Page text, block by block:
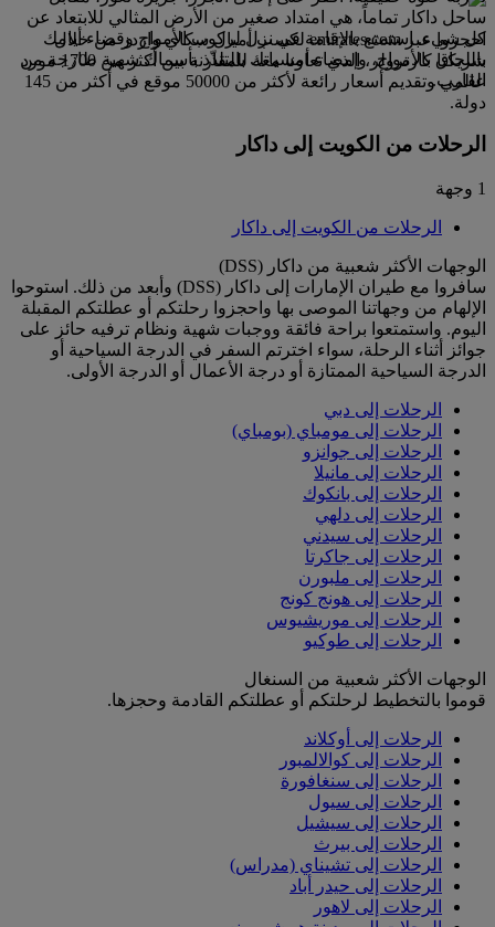
ساحل داكار تماماً، هي امتداد صغير من الأرض المثالي للابتعاد عن
كل شيء. استمتع بالإقامة في نزل لركوب الأمواج وقضاء أيامك
باللحاق بالأمواج، وإمضاء أمسياتك بالتلذّذ بأسماك شهية طازجة من
القارب.
احجزوا عبر emirates.com لكسب أميال سكاي واردز من خلال
شريكنا كارترولر، الذي تعاونا معه للمقارنة بين أكثر من 1700 مورد
عالمي وتقديم أسعار رائعة لأكثر من 50000 موقع في أكثر من 145
دولة.
الرحلات من الكويت إلى داكار
1 وجهة
الرحلات من الكويت إلى داكار
الوجهات الأكثر شعبية من داكار (DSS)
سافروا مع طيران الإمارات إلى داكار (DSS) وأبعد من ذلك. استوحوا
الإلهام من وجهاتنا الموصى بها واحجزوا رحلتكم أو عطلتكم المقبلة
اليوم. واستمتعوا براحة فائقة ووجبات شهية ونظام ترفيه حائز على
جوائز أثناء الرحلة، سواء اخترتم السفر في الدرجة السياحية أو
الدرجة السياحية الممتازة أو درجة الأعمال أو الدرجة الأولى.
الرحلات إلى دبي
الرحلات إلى مومباي (بومباي)
الرحلات إلى جوانزو
الرحلات إلى مانيلا
الرحلات إلى بانكوك
الرحلات إلى دلهي
الرحلات إلى سيدني
الرحلات إلى جاكرتا
الرحلات إلى ملبورن
الرحلات إلى هونج كونج
الرحلات إلى موريشيوس
الرحلات إلى طوكيو
الوجهات الأكثر شعبية من السنغال
قوموا بالتخطيط لرحلتكم أو عطلتكم القادمة وحجزها.
الرحلات إلى أوكلاند
الرحلات إلى كوالالمبور
الرحلات إلى سنغافورة
الرحلات إلى سيول
الرحلات إلى سيشيل
الرحلات إلى بيرث
الرحلات إلى تشيناي (مدراس)
الرحلات إلى حيدر أباد
الرحلات إلى لاهور